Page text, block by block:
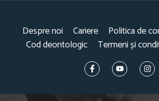
Despre noi Cariere
Politica de
Cod deontologic
Termeni și